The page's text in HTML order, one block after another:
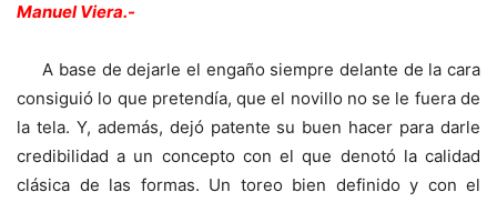
Manuel Viera.-
A base de dejarle el engaño siempre delante de la cara
consiguió lo que pretendía, que el novillo no se le fuera de
la tela. Y, además, dejó patente su buen hacer para darle
credibilidad a un concepto con el que denotó la calidad
clásica de las formas. Un toreo bien definido y con el